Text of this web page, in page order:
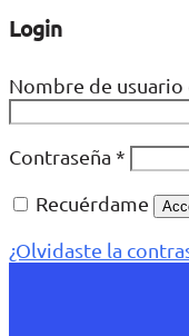
Login
Nombre de
Contraseña *
Recuérdame
¿Olvidaste la